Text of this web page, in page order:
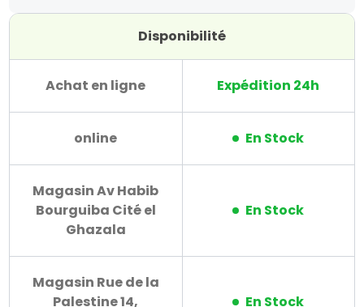
Disponibilité
Achat en ligne Expédition 24h
online En Stock
Magasin Av Habib
Bourguiba Cité el
Ghazala
En Stock
Magasin Rue de la
Palestine 14,
En Stock